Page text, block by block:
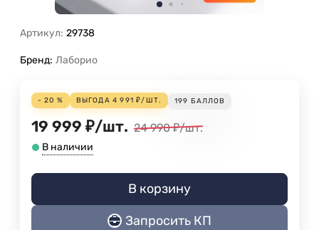
Артикул: 29738
Бренд: Лаборио
- 20 % ВЫГОДА 4 991 ₽/ШТ. 199 БАЛЛОВ
19 999 ₽/шт. 24 990 ₽/шт.
В наличии
В корзину
Запросить КП